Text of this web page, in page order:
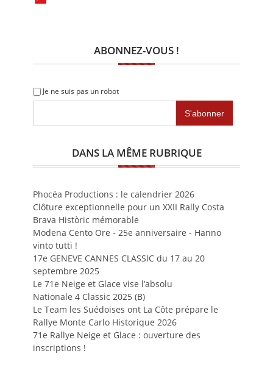
ABONNEZ-VOUS !
Je ne suis pas un robot
DANS LA MÊME RUBRIQUE
Phocéa Productions : le calendrier 2026
Clôture exceptionnelle pour un XXII Rally Costa
Brava Històric mémorable
Modena Cento Ore - 25e anniversaire - Hanno
vinto tutti !
17e GENEVE CANNES CLASSIC du 17 au 20
septembre 2025
Le 71e Neige et Glace vise l’absolu
Nationale 4 Classic 2025 (B)
Le Team les Suédoises ont La Côte prépare le
Rallye Monte Carlo Historique 2026
71e Rallye Neige et Glace : ouverture des
inscriptions !